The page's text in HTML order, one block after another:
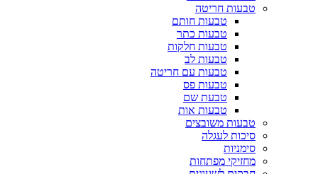
טבעות חריטה
טבעות חותם
טבעות כתר
טבעות חלקות
טבעות לב
טבעות עם חריטה
טבעות פס
טבעת שם
טבעות אות
טבעות משובצים
סיכות לעגלה
סימניות
מחזיקי מפתחות